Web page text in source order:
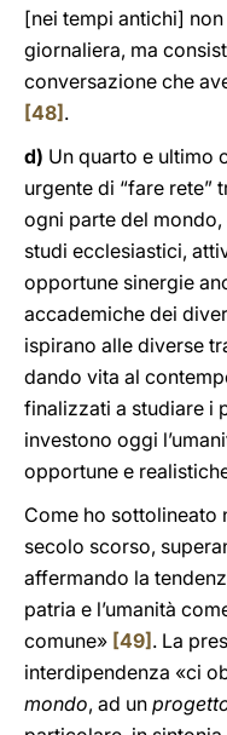
[nei tempi antichi]
giornaliera, ma
conversazione che
[48] .
d) Un quarto e ultimo
urgente di “fare rete”
ogni parte del
studi ecclesiastici,
opportune sinergie
accademiche dei
ispirano alle diverse
dando vita al
finalizzati a studiare i
investono oggi
opportune e
Come ho sottolineato
secolo scorso,
affermando la
patria e l’umanità
comune» [49] . La
interdipendenza «ci
mondo, ad un